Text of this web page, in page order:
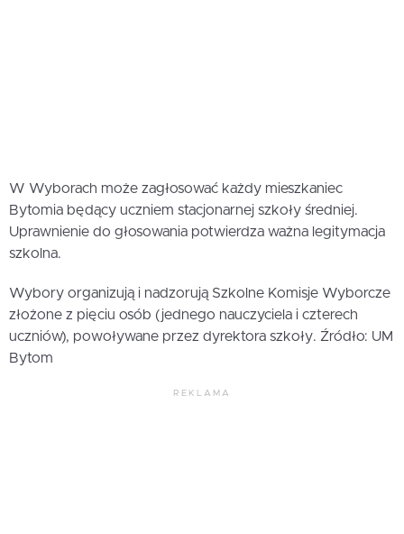
W Wyborach może zagłosować każdy mieszkaniec
Bytomia będący uczniem stacjonarnej szkoły średniej.
Uprawnienie do głosowania potwierdza ważna legitymacja
szkolna.
Wybory organizują i nadzorują Szkolne Komisje Wyborcze
złożone z pięciu osób (jednego nauczyciela i czterech
uczniów), powoływane przez dyrektora szkoły. Źródło: UM
Bytom
REKLAMA